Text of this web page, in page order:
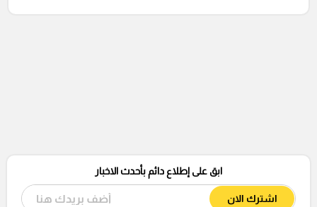
ابق على إطلاع دائم بأحدث الاخبار
اشترك الان